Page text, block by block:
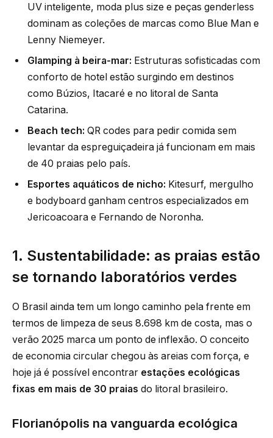
UV inteligente, moda plus size e peças genderless
dominam as coleções de marcas como Blue Man e
Lenny Niemeyer.
Glamping à beira-mar: Estruturas sofisticadas com
conforto de hotel estão surgindo em destinos
como Búzios, Itacaré e no litoral de Santa
Catarina.
Beach tech: QR codes para pedir comida sem
levantar da espreguiçadeira já funcionam em mais
de 40 praias pelo país.
Esportes aquáticos de nicho: Kitesurf, mergulho
e bodyboard ganham centros especializados em
Jericoacoara e Fernando de Noronha.
1. Sustentabilidade: as praias estão
se tornando laboratórios verdes
O Brasil ainda tem um longo caminho pela frente em
termos de limpeza de seus 8.698 km de costa, mas o
verão 2025 marca um ponto de inflexão. O conceito
de economia circular chegou às areias com força, e
hoje já é possível encontrar estações ecológicas
fixas em mais de 30 praias do litoral brasileiro.
Florianópolis na vanguarda ecológica